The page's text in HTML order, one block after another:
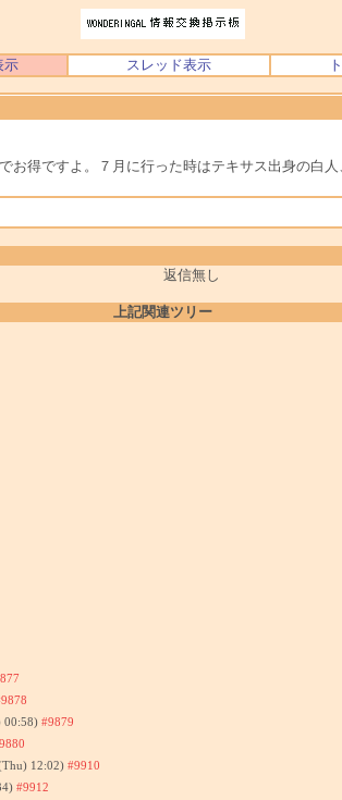
示 スレッド表示
得ですよ。７月に行った時はテキサス出身の白人
返信無し
上記関連ツリー
00:58) #9879
12:02) #9910
#9912